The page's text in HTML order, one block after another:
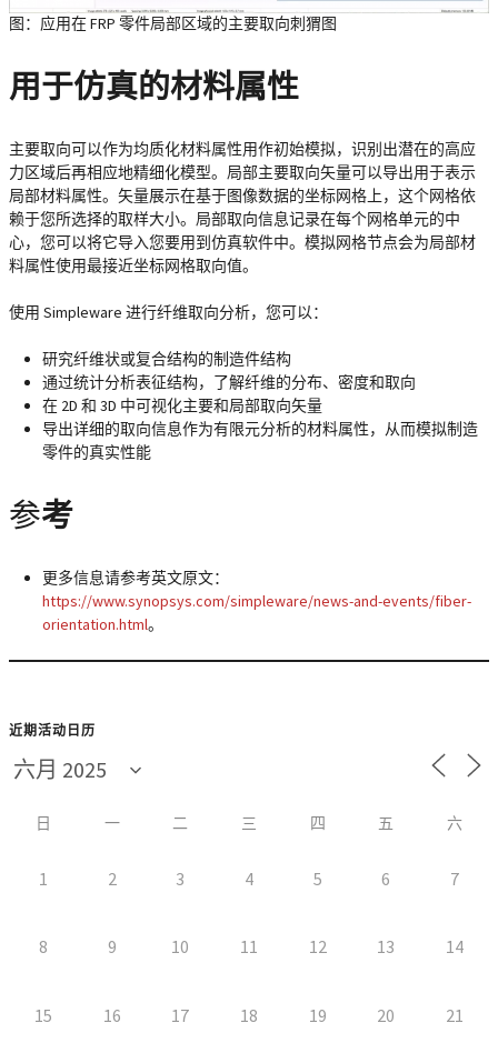
图：应用在 FRP 零件局部区域的主要取向刺猬图
用于仿真的材料属性
主要取向可以作为均质化材料属性用作初始模拟，识别出潜在的高应
力区域后再相应地精细化模型。局部主要取向矢量可以导出用于表示
局部材料属性。矢量展示在基于图像数据的坐标网格上，这个网格依
赖于您所选择的取样大小。局部取向信息记录在每个网格单元的中
心，您可以将它导入您要用到仿真软件中。模拟网格节点会为局部材
料属性使用最接近坐标网格取向值。
使用 Simpleware 进行纤维取向分析，您可以：
研究纤维状或复合结构的制造件结构
通过统计分析表征结构，了解纤维的分布、密度和取向
在 2D 和 3D 中可视化主要和局部取向矢量
导出详细的取向信息作为有限元分析的材料属性，从而模拟制造
零件的真实性能
参考
更多信息请参考英文原文：
https://www.synopsys.com/simpleware/news-and-events/fiber-
orientation.html。
近期活动日历
日 一 二 三 四 五 六
1 2 3 4 5 6 7
8 9 10 11 12 13 14
15 16 17 18 19 20 21